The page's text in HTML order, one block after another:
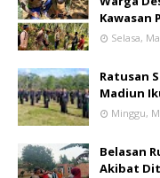
Kawasan
Selasa,
Ratusan
Madiun
Minggu,
Belasan
Akibat